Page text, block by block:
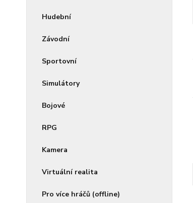
Hudební
Závodní
Sportovní
Simulátory
Bojové
RPG
Kamera
Virtuální realita
Pro více hráčů (offline)